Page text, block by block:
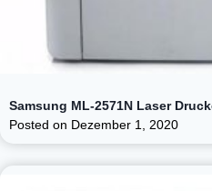
Samsung ML-2571N Laser
Posted on Dezember 1, 2020